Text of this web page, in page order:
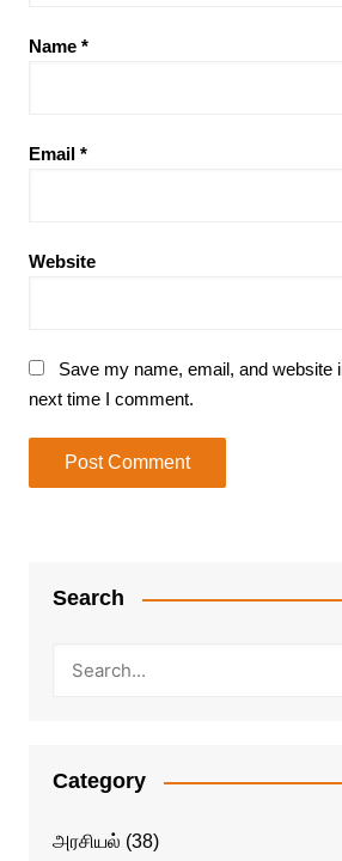
Name *
Email *
Website
Save my name, email, and website
next time I comment.
Search
Category
அரசியல் (38)